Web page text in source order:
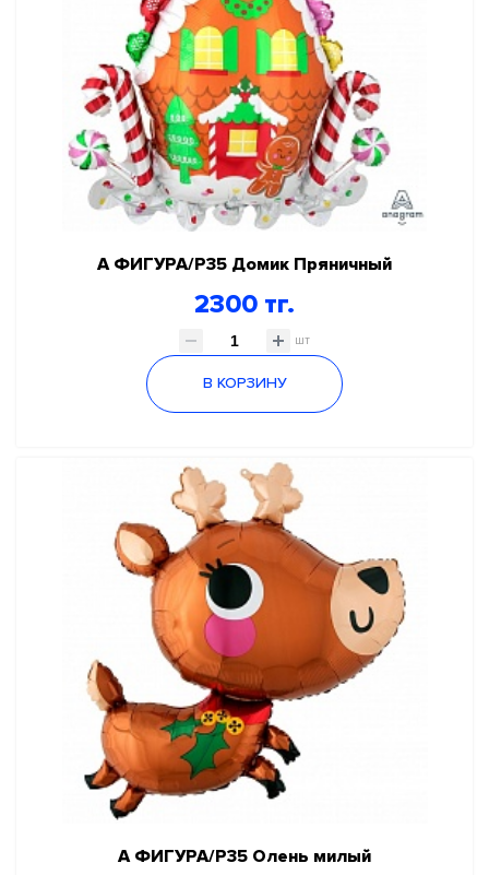
А ФИГУРА/P35 Домик Пряничный
2300 тг.
шт
В КОРЗИНУ
А ФИГУРА/P35 Олень милый